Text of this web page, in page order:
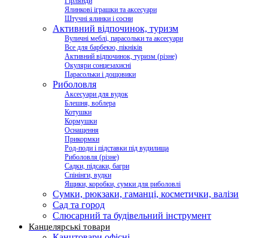
Ялинкові іграшки та аксесуари
Штучні ялинки і сосни
Активний відпочинок, туризм
Вуличні меблі, парасольки та аксесуари
Все для барбекю, пікніків
Активний відпочинок, туризм (різне)
Окуляри сонцезахисні
Парасольки і дощовики
Риболовля
Аксесуари для вудок
Блешня, воблера
Котушки
Кормушки
Оснащення
Прикормки
Род-поди і підставки під вудилища
Риболовля (різне)
Садки, підсаки, багри
Спінінги, вудки
Ящики, коробки, сумки для риболовлі
Сумки, рюкзаки, гаманці, косметички, валізи
Сад та город
Слюсарний та будівельний інструмент
Канцелярські товари